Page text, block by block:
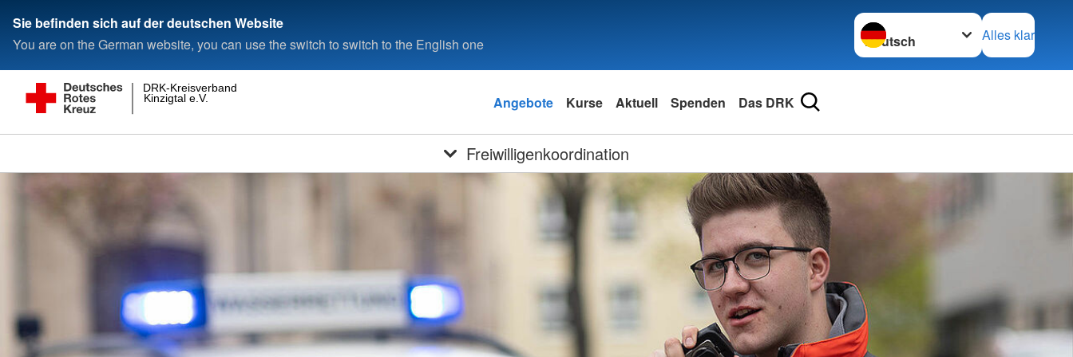
Sie befinden sich auf der deutschen Website
You are on the German website, you can use the switch to switch to the English one
Sprache wechseln zu
Alles klar
Kinzigtal e.V.
DRK-Kreisverband
Angebote Kurse Aktuell Spenden Das DRK
Freiwilligenkoordination